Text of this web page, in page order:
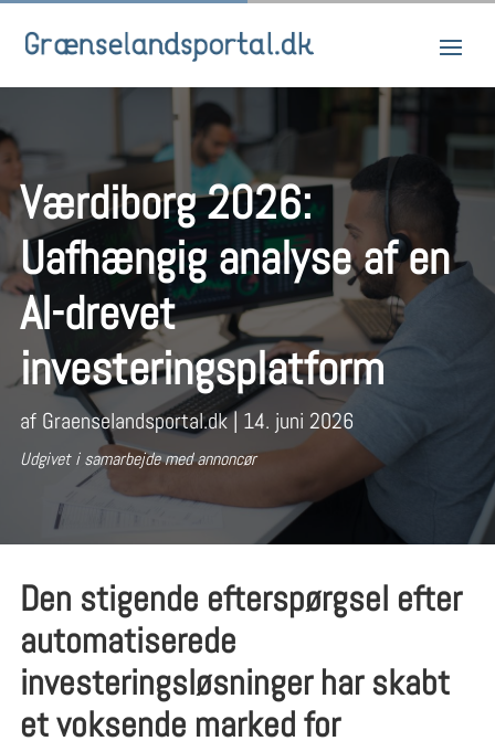
Værdiborg 2026:
Uafhængig analyse af en
AI-drevet
investeringsplatform
af Graenselandsportal.dk| 14. juni 2026
Udgivet i samarbejde med annoncør
Den stigende efterspørgsel efter
automatiserede
investeringsløsninger har skabt
et voksende marked for